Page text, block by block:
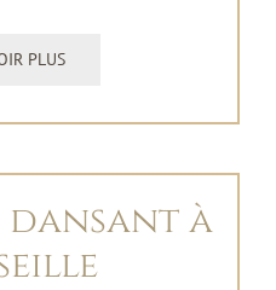
PLUS
dansant à